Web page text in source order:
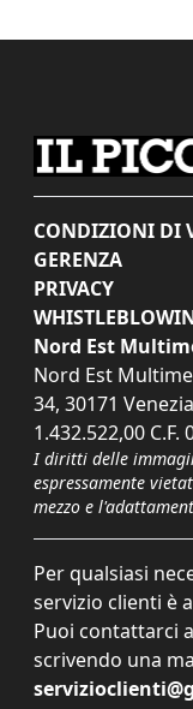
CONDIZIONI DI
GERENZA
PRIVACY
Nord Est
Nord Est
34, 30171
1.432.522,00 C.F.
I diritti delle
espressamente
mezzo e
Per qualsiasi
servizio clienti è
Puoi contattarci
scrivendo una